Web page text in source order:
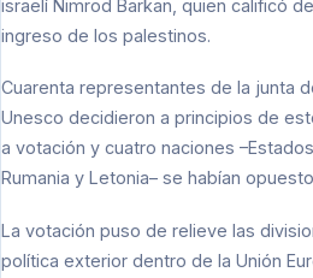
israelí Nimrod Barkan, quien calificó
ingreso de los palestinos.
Cuarenta representantes de la junta
Unesco decidieron a principios de
a votación y cuatro naciones
Rumania y Letonia– se habían
La votación puso de relieve las
política exterior dentro de la Unión